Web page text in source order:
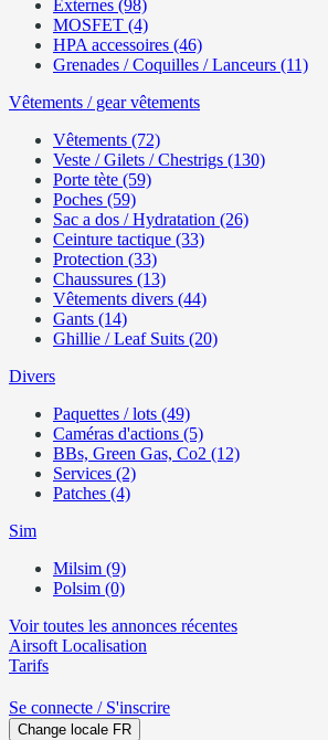
Externes (98)
MOSFET (4)
HPA accessoires (46)
Grenades / Coquilles / Lanceurs (11)
Vêtements / gear vêtements
Vêtements (72)
Veste / Gilets / Chestrigs (130)
Porte tète (59)
Poches (59)
Sac a dos / Hydratation (26)
Ceinture tactique (33)
Protection (33)
Chaussures (13)
Vêtements divers (44)
Gants (14)
Ghillie / Leaf Suits (20)
Divers
Paquettes / lots (49)
Caméras d'actions (5)
BBs, Green Gas, Co2 (12)
Services (2)
Patches (4)
Sim
Milsim (9)
Polsim (0)
Voir toutes les annonces récentes
Airsoft Localisation
Tarifs
Se connecte / S'inscrire
Change locale FR